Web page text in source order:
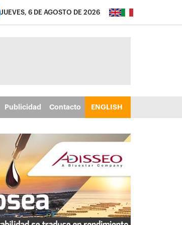
JUEVES, 6 DE AGOSTO DE 2026
Publicidad Contacto ENGLISH